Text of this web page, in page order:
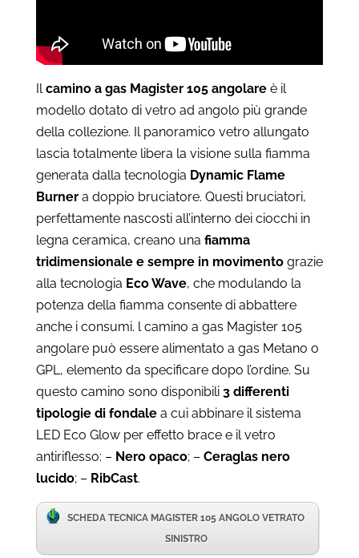
Il camino a gas Magister 105 angolareè il
modello dotato di vetro ad angolo più grande
della collezione. Il panoramico vetro allungato
lascia totalmente libera la visione sulla fiamma
generata dalla tecnologia Dynamic Flame
Burnera doppio bruciatore. Questi bruciatori,
perfettamente nascosti all’interno dei ciocchi in
legna ceramica, creano una fiamma
tridimensionale e sempre in movimentograzie
alla tecnologia Eco Wave, che modulando la
potenza della fiamma consente di abbattere
anche i consumi. l camino a gas Magister 105
angolare può essere alimentato a gas Metano o
GPL, elemento da specificare dopo l’ordine. Su
questo camino sono disponibili 3 differenti
tipologie di fondalea cui abbinare il sistema
LED Eco Glow per effetto brace e il vetro
antiriflesso: – Nero opaco; – Ceraglas nero
lucido; – RibCast.
SCHEDA TECNICA MAGISTER 105 ANGOLO VETRATO
SINISTRO